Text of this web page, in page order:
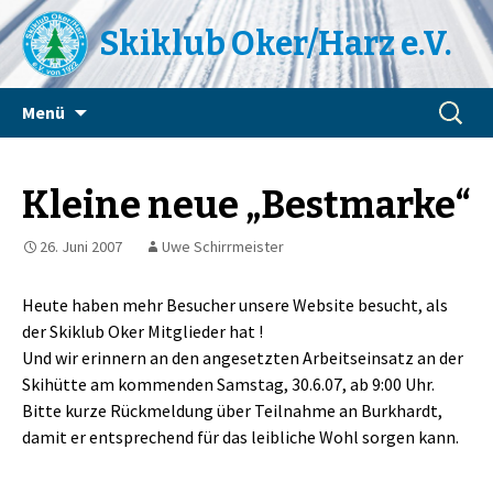
Skiklub Oker/Harz e.V.
Menü
Suchen
nach:
Kleine neue „Bestmarke“
26. Juni 2007 Uwe Schirrmeister
Heute haben mehr Besucher unsere Website besucht, als
der Skiklub Oker Mitglieder hat !
Und wir erinnern an den angesetzten Arbeitseinsatz an der
Skihütte am kommenden Samstag, 30.6.07, ab 9:00 Uhr.
Bitte kurze Rückmeldung über Teilnahme an Burkhardt,
damit er entsprechend für das leibliche Wohl sorgen kann.